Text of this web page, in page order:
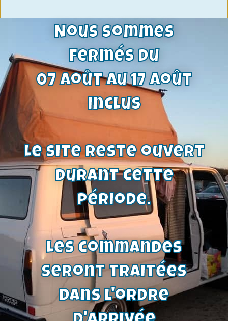
liquide de frein motul 0.5L
8,75€
Voir le produit
Nous sommes
fermés du
07 août au 17 août
inclus
Le site reste ouvert
durant cette
période.
Les commandes
seront traitées
dans l'ordre